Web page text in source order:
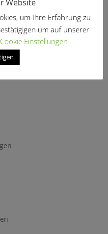
Website
um Ihre Erfahrung zu
um auf unserer
Cookie Einstellungen